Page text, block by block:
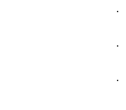
・
・
・